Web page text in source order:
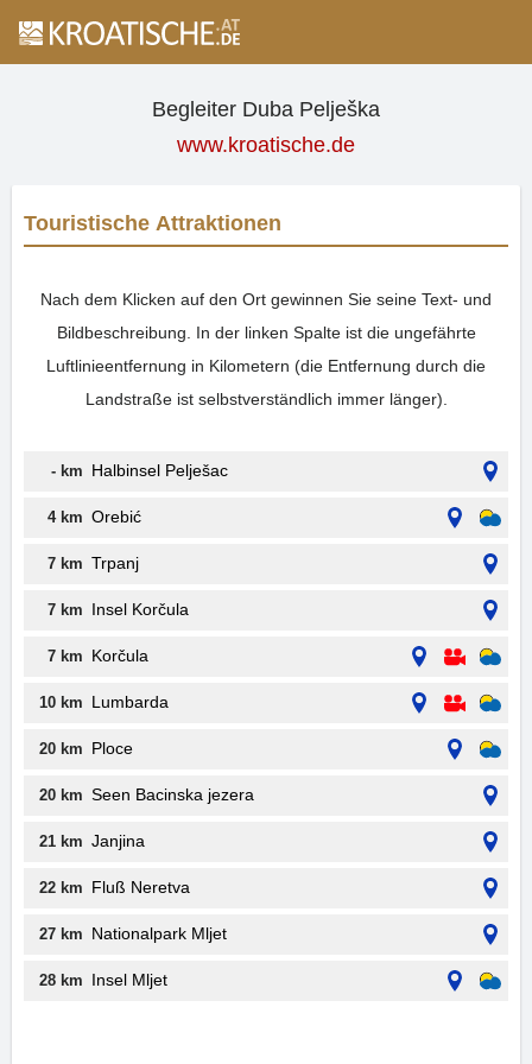
Begleiter Duba Pelješka
www.kroatische.de
Touristische Attraktionen
Nach dem Klicken auf den Ort gewinnen Sie seine Text- und
Bildbeschreibung. In der linken Spalte ist die ungefährte
Luftlinieentfernung in Kilometern (die Entfernung durch die
Landstraße ist selbstverständlich immer länger).
- km Halbinsel Pelješac
4 km Orebić
7 km Trpanj
7 km Insel Korčula
7 km Korčula
10 km Lumbarda
20 km Ploce
20 km Seen Bacinska jezera
21 km Janjina
22 km Fluß Neretva
27 km Nationalpark Mljet
28 km Insel Mljet